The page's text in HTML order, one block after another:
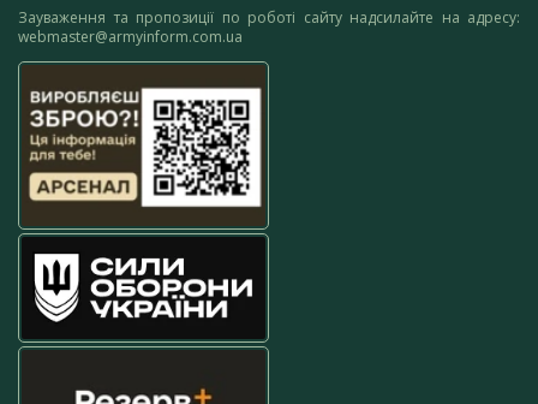
Зауваження та пропозиції по роботі сайту надсилайте на адресу:
webmaster@armyinform.com.ua